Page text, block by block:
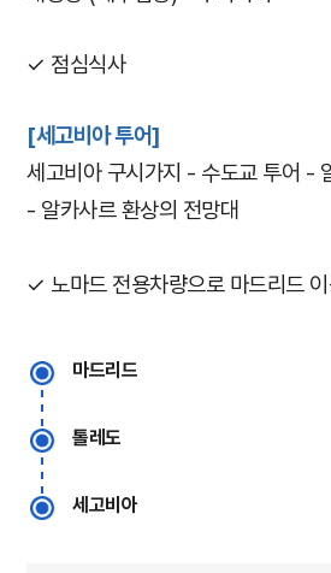
✓ 점심식사
[세고비아 투어]
세고비아 구시가지 - 수도교 투어 -
- 알카사르 환상의 전망대
✓ 노마드 전용차량으로 마드리드
마드리드
톨레도
세고비아